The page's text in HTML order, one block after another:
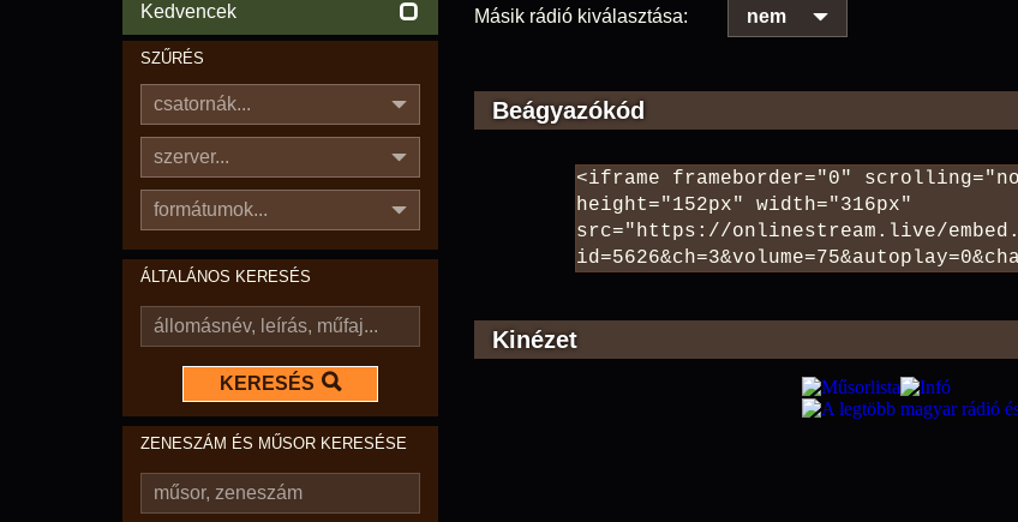
Kedvencek
SZŰRÉS
csatornák...
szerver...
formátumok...
ÁLTALÁNOS KERESÉS
KERESÉS
ZENESZÁM ÉS MŰSOR KERESÉSE
Másik rádió kiválasztása: nem
Beágyazókód
Kinézet